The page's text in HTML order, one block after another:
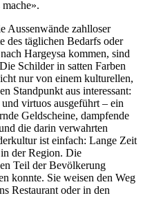
Aussenwände zahlloser
des täglichen Bedarfs oder
Hargeysa kommen, sind
Schilder in satten Farben
nur von einem kulturellen,
Standpunkt aus interessant:
virtuos ausgeführt – ein
Geldscheine, dampfende
die darin verwahrten
ist einfach: Lange Zeit
der Region. Die
Teil der Bevölkerung
konnte. Sie weisen den Weg
Restaurant oder in den